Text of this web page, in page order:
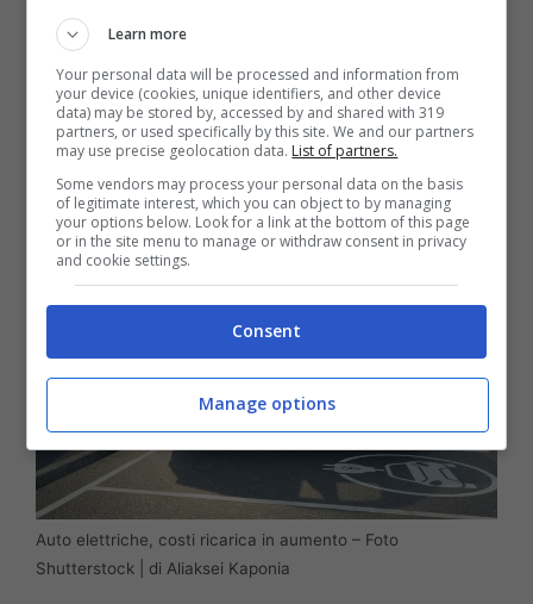
elettrica da parte di almeno 4 milioni di auto a
sola batteria. Una situazione che potrebbe
portare ilcosto della ricarica a salirein
maniera importante,quadruplicando rispetto
al costo odierno.
Auto elettriche, costi ricarica in aumento – Foto
Shutterstock | di Aliaksei Kaponia
Learn more
Your personal data will be processed and information from
your device (cookies, unique identifiers, and other device
data) may be stored by, accessed by and shared with 319
partners, or used specifically by this site. We and our partners
may use precise geolocation data. List of partners.
Some vendors may process your personal data on the basis
of legitimate interest, which you can object to by managing
your options below. Look for a link at the bottom of this page
or in the site menu to manage or withdraw consent in privacy
and cookie settings.
Consent
Manage options